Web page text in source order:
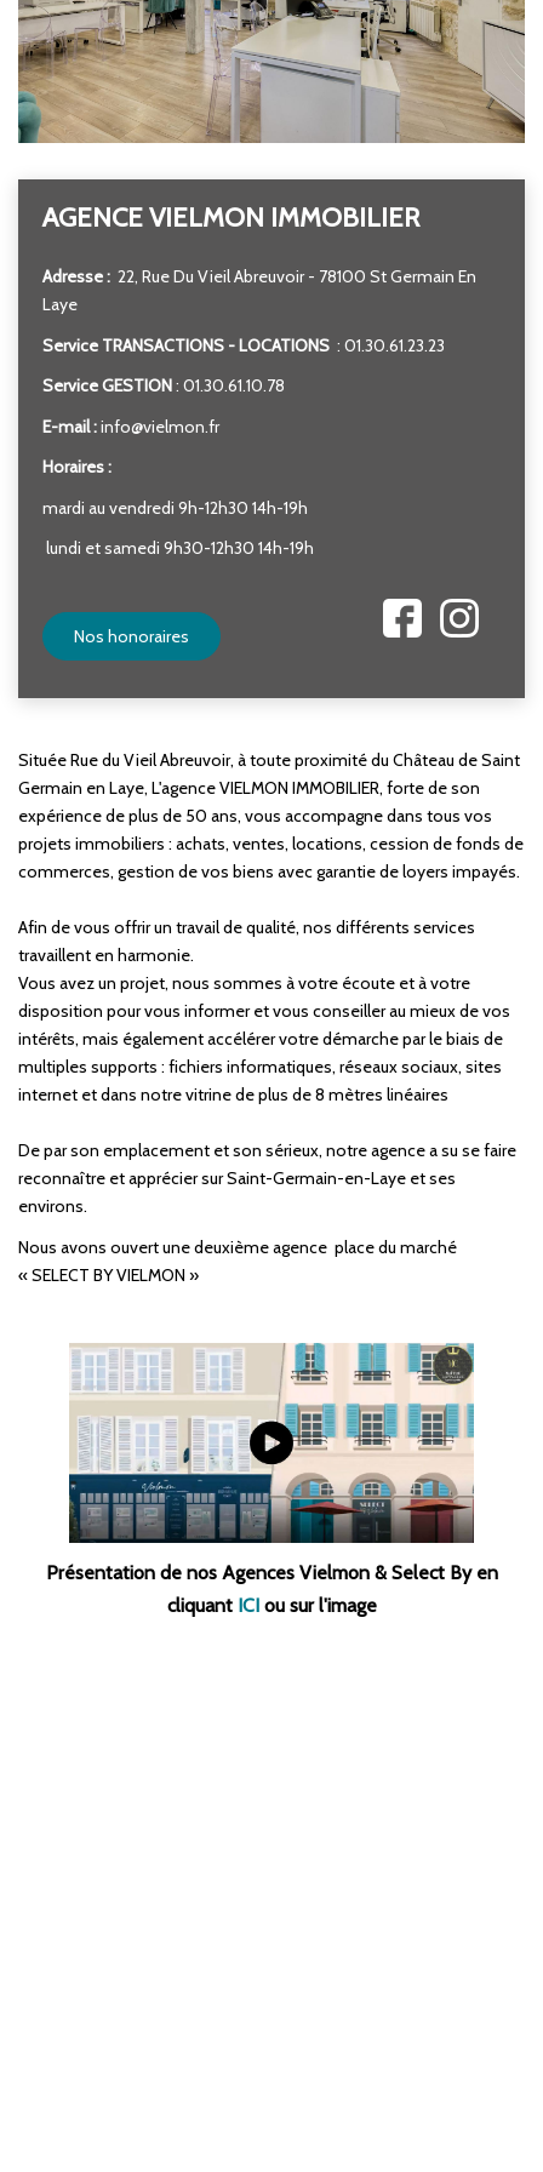
ENTREPRISES
NOS AGENCES
AGENCE VIELMON IMMOBILIER
Adresse : 22, Rue Du Vieil Abreuvoir - 78100 St Germain En
Laye
Service TRANSACTIONS - LOCATIONS : 01.30.61.23.23
Service GESTION: 01.30.61.10.78
E-mail :info@vielmon.fr
Horaires :
mardi au vendredi 9h-12h30 14h-19h
lundi et samedi 9h30-12h30 14h-19h
Nos honoraires
Située Rue du Vieil Abreuvoir, à toute proximité du Château de Saint
Germain en Laye, L'agence VIELMON IMMOBILIER, forte de son
expérience de plus de 50 ans, vous accompagne dans tous vos
projets immobiliers : achats, ventes, locations, cession de fonds de
commerces, gestion de vos biens avec garantie de loyers impayés.
Afin de vous offrir un travail de qualité, nos différents services
travaillent en harmonie.
Vous avez un projet, nous sommes à votre écoute et à votre
disposition pour vous informer et vous conseiller au mieux de vos
intérêts, mais également accélérer votre démarche par le biais de
multiples supports : fichiers informatiques, réseaux sociaux, sites
internet et dans notre vitrine de plus de 8 mètres linéaires
De par son emplacement et son sérieux, notre agence a su se faire
reconnaître et apprécier sur Saint-Germain-en-Laye et ses
environs.
Nous avons ouvert une deuxième agence place du marché
« SELECT BY VIELMON »
Présentation de nos Agences Vielmon & Select By en
cliquant ICI ou sur l'image